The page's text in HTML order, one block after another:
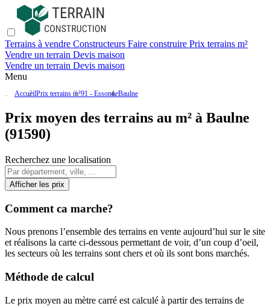
Terrains à vendre Constructeurs Faire construire Prix terrains m²
Vendre un terrain Devis maison
Vendre un terrain Devis maison
Menu
AccueilPrix terrains m²91 - EssonneBaulne
Prix moyen des terrains au m² à Baulne
(91590)
Recherchez une localisation
Afficher les prix
Comment ca marche?
Nous prenons l’ensemble des terrains en vente aujourd’hui sur le site
et réalisons la carte ci-dessous permettant de voir, d’un coup d’oeil,
les secteurs où les terrains sont chers et où ils sont bons marchés.
Méthode de calcul
Le prix moyen au mètre carré est calculé à partir des terrains de